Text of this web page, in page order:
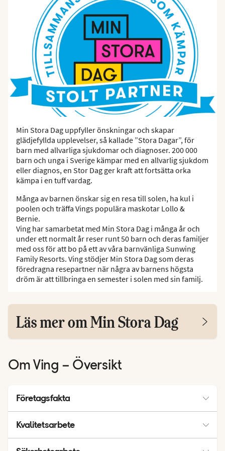
Min Stora Dag uppfyller önskningar och skapar
glädjefyllda upplevelser, så kallade ”Stora Dagar”, för
barn med allvarliga sjukdomar och diagnoser. 200 000
barn och unga i Sverige kämpar med en allvarlig sjukdom
eller diagnos, en Stor Dag ger kraft att fortsätta orka
kämpa i en tuff vardag.
Många av barnen önskar sig en resa till solen, ha kul i
poolen och träffa Vings populära maskotar Lollo &
Bernie.
Ving har samarbetat med Min Stora Dag i många år och
under ett normalt år reser runt 50 barn och deras familjer
med oss för att bo på ett av våra barnvänliga Sunwing
Family Resorts. Ving stödjer Min Stora Dag som deras
föredragna resepartner när några av barnens högsta
dröm är att tillbringa en semester i solen med sin familj.
Läs mer om Min Stora Dag
Om Ving – Översikt
Företagsfakta
Kvalitetsarbete